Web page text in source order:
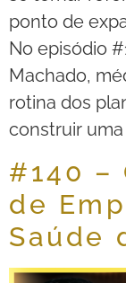
ponto de
No episódio
Machado,
rotina dos
construir uma
#140 –
de
Saúde